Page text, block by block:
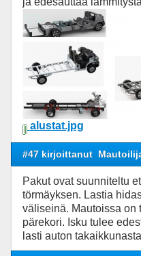
alustat.jpg
#47 kirjoittanut
Pakut ovat suunniteltu
törmäyksen. Lastia
väliseinä. Mautoissa on
pärekori. Isku tulee
lasti auton